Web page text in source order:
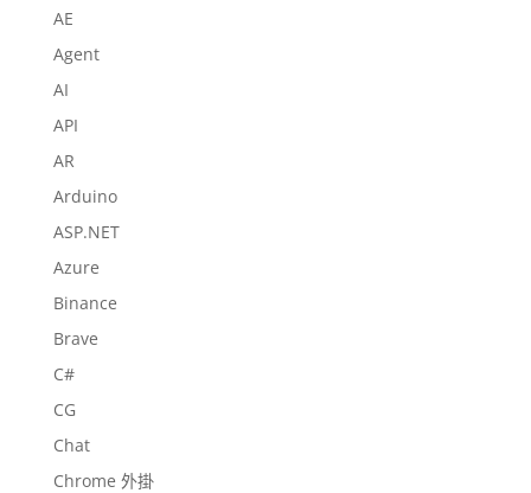
AE
Agent
AI
API
AR
Arduino
ASP.NET
Azure
Binance
Brave
C#
CG
Chat
Chrome 外掛